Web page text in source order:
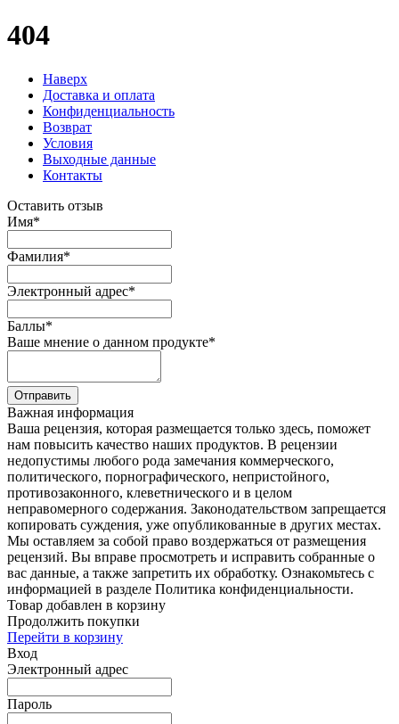
404
Наверх
Доставка и оплата
Конфиденциальность
Возврат
Условия
Выходные данные
Контакты
Оставить отзыв
Имя*
Фамилия*
Электронный адрес*
Баллы*
Ваше мнение о данном продукте*
Отправить
Важная информация
Ваша рецензия, которая размещается только здесь, поможет
нам повысить качество наших продуктов. В рецензии
недопустимы любого рода замечания коммерческого,
политического, порнографического, непристойного,
противозаконного, клеветнического и в целом
неправомерного содержания. Законодательством запрещается
копировать суждения, уже опубликованные в других местах.
Мы оставляем за собой право воздержаться от размещения
рецензий. Вы вправе просмотреть и исправить собранные о
вас данные, а также запретить их обработку. Ознакомьтесь с
информацией в разделе Политика конфиденциальности.
Товар добавлен в корзину
Продолжить покупки
Перейти в корзину
Вход
Электронный адрес
Пароль